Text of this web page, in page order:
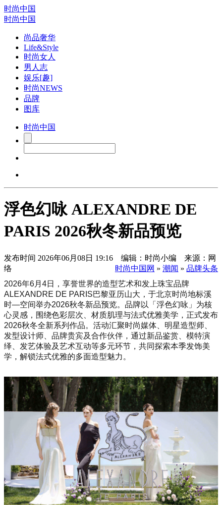
时尚中国
时尚中国
尚品奢华
Life&Style
时尚女人
男人志
娱乐[趣]
时尚NEWS
品牌
图库
时尚中国
浮色幻咏 ALEXANDRE DE
PARIS 2026秋冬新品预览
发布时间 2026年06月08日 19:16 编辑：时尚小编 来源：网
络
时尚中国网 » 潮闻 » 品牌头条
2026年6月4日，享誉世界的造型艺术和发上珠宝品牌
ALEXANDRE DE PARIS巴黎亚历山大，于北京时尚地标溪
时—空间举办2026秋冬新品预览。品牌以「浮色幻咏」为核
心灵感，围绕色彩层次、材质肌理与法式优雅美学，正式发布
2026秋冬全新系列作品。活动汇聚时尚媒体、明星造型师、
发型设计师、品牌贵宾及合作伙伴，通过新品鉴赏、模特演
绎、发艺体验及艺术互动等多元环节，共同探索本季发饰美
学，解锁法式优雅的多面造型魅力。